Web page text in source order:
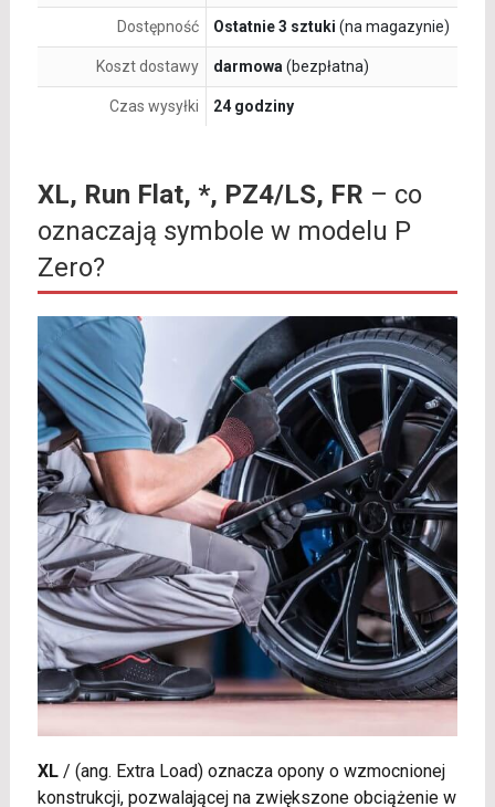
Dostępność Ostatnie 3 sztuki (na magazynie)
Koszt dostawy darmowa (bezpłatna)
Czas wysyłki 24 godziny
XL, Run Flat, *, PZ4/LS, FR – co
oznaczają symbole w modelu P
Zero?
XL/ (ang. Extra Load) oznacza opony o wzmocnionej
konstrukcji, pozwalającej na zwiększone obciążenie w